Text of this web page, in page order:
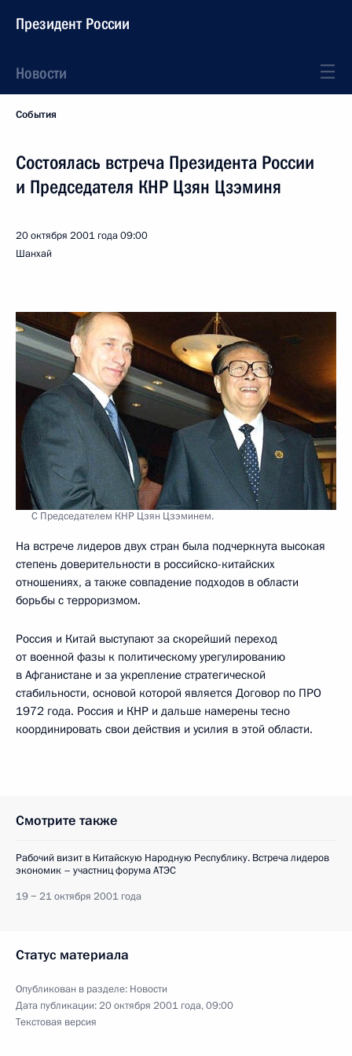
Президент России
Новости
События
Состоялась встреча Президента России
и Председателя КНР Цзян Цзэминя
20 октября 2001 года09:00
Шанхай
С Председателем КНР Цзян Цзэминем.
На встрече лидеров двух стран была подчеркнута высокая
степень доверительности в российско-китайских
отношениях, а также совпадение подходов в области
борьбы с терроризмом.
Россия и Китай выступают за скорейший переход
от военной фазы к политическому урегулированию
в Афганистане и за укрепление стратегической
стабильности, основой которой является Договор по ПРО
1972 года. Россия и КНР и дальше намерены тесно
координировать свои действия и усилия в этой области.
Смотрите также
Рабочий визит в Китайскую Народную Республику. Встреча лидеров
экономик – участниц форума АТЭС
19 − 21 октября 2001 года
Статус материала
Опубликован в разделе: Новости
Дата публикации:20 октября 2001 года, 09:00
Текстовая версия